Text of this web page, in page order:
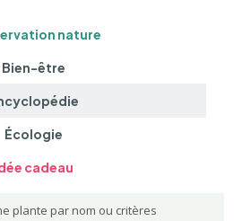
nature
Bien-être
Écologie
cadeau
plante par nom ou critères